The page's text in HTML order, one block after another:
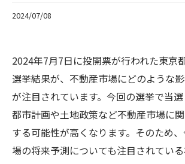
2024/07/08
2024年7月7日に投開票が行われた東京
選挙結果が、不動産市場にどのような
が注目されています。今回の選挙で当選
都市計画や土地政策など不動産市場に
する可能性が高くなります。そのため
場の将来予測についても注目されている